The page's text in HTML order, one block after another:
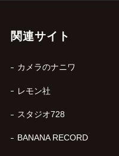
関連サイト
カメラのナニワ
レモン社
スタジオ728
BANANA RECORD